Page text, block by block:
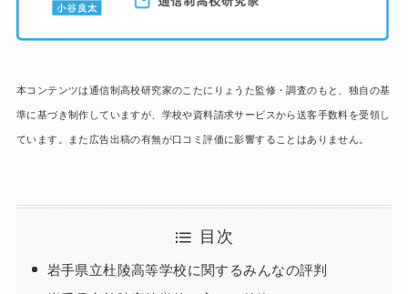
本コンテンツは通信制高校研究家のこたにりょうた監修・調査のもと、独自の基
準に基づき制作していますが、学校や資料請求サービスから送客手数料を受領し
ています。また広告出稿の有無が口コミ評価に影響することはありません。
目次
岩手県立杜陵高等学校に関するみんなの評判